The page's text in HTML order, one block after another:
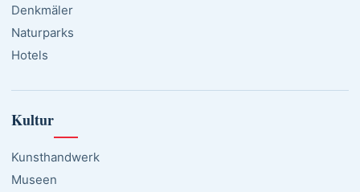
Denkmäler
Naturparks
Hotels
Kultur
Kunsthandwerk
Museen